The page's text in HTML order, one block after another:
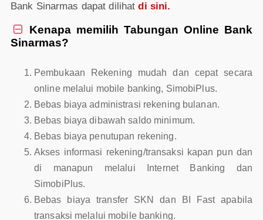
Bank Sinarmas dapat dilihatdi sini.

Kenapa memilih Tabungan Online Bank
Sinarmas?
Pembukaan Rekening mudah dan cepat secara
online melalui mobile banking, SimobiPlus.
Bebas biaya administrasi rekening bulanan.
Bebas biaya dibawah saldo minimum.
Bebas biaya penutupan rekening.
Akses informasi rekening/transaksi kapan pun dan
di manapun melalui Internet Banking dan
SimobiPlus.
Bebas biaya transfer SKN dan BI Fast apabila
transaksi melalui mobile banking.